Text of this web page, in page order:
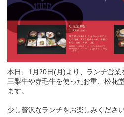
本日、1月20日(月)より、ランチ営業
三梨牛や赤毛牛を使ったお重、松花
ます。
少し贅沢なランチをお楽しみください